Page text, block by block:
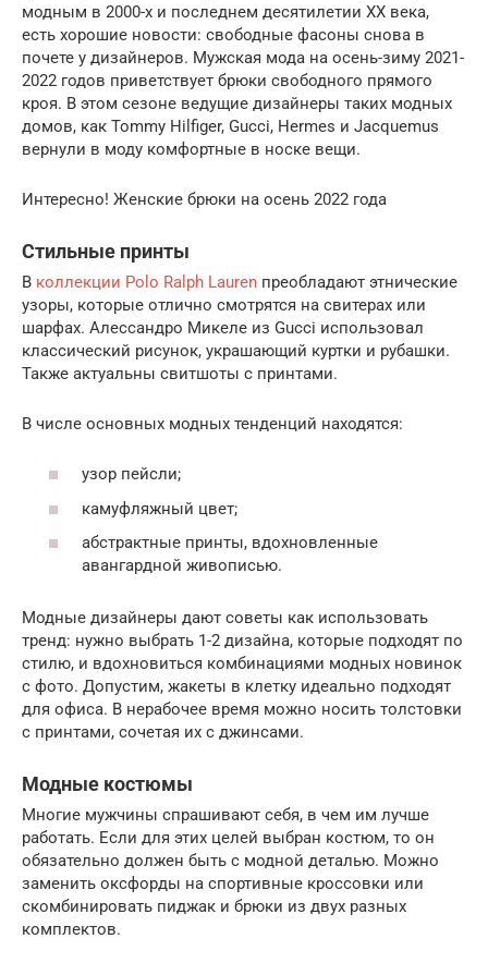
модным в 2000-х и последнем десятилетии ХХ века,
есть хорошие новости: свободные фасоны снова в
почете у дизайнеров. Мужская мода на осень-зиму 2021-
2022 годов приветствует брюки свободного прямого
кроя. В этом сезоне ведущие дизайнеры таких модных
домов, как Tommy Hilfiger, Gucci, Hermes и Jacquemus
вернули в моду комфортные в носке вещи.
Интересно! Женские брюки на осень 2022 года
Стильные принты
В коллекции Polo Ralph Lauren преобладают этнические
узоры, которые отлично смотрятся на свитерах или
шарфах. Алессандро Микеле из Gucci использовал
классический рисунок, украшающий куртки и рубашки.
Также актуальны свитшоты с принтами.
В числе основных модных тенденций находятся:
узор пейсли;
камуфляжный цвет;
абстрактные принты, вдохновленные
авангардной живописью.
Модные дизайнеры дают советы как использовать
тренд: нужно выбрать 1-2 дизайна, которые подходят по
стилю, и вдохновиться комбинациями модных новинок
с фото. Допустим, жакеты в клетку идеально подходят
для офиса. В нерабочее время можно носить толстовки
с принтами, сочетая их с джинсами.
Модные костюмы
Многие мужчины спрашивают себя, в чем им лучше
работать. Если для этих целей выбран костюм, то он
обязательно должен быть с модной деталью. Можно
заменить оксфорды на спортивные кроссовки или
скомбинировать пиджак и брюки из двух разных
комплектов.